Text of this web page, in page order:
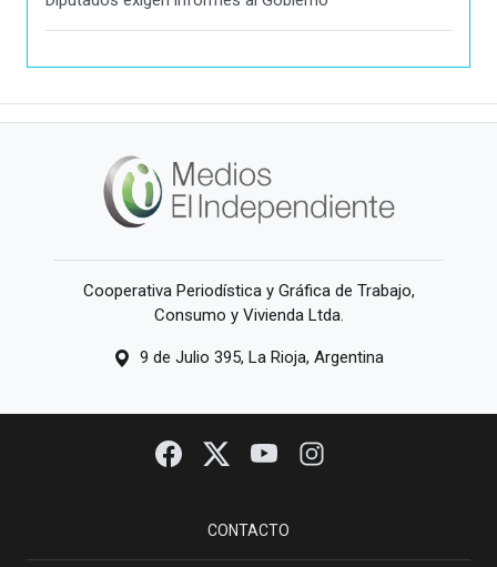
Cooperativa Periodística y Gráfica de Trabajo,
Consumo y Vivienda Ltda.
9 de Julio 395, La Rioja, Argentina
CONTACTO